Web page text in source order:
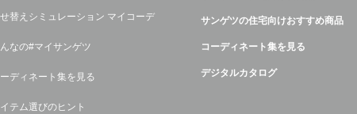
替えシミュレーション マイコーデ
なの#マイサンゲツ
ディネート集を見る
テム選びのヒント
サンゲツの住宅向けおすすめ商品
コーディネート集を見る
デジタルカタログ